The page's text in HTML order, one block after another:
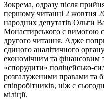
Зокрема, одразу після
першому читанні 2 жовтня
народних депутатів Ольги
Монастирського с вимогою
другого читання. Адже
єдиного аналітичного
економічним та фінансовим
«спорудити» поліцейсько-
розгалуженими правами та
співробітників, ніж є
міліції.